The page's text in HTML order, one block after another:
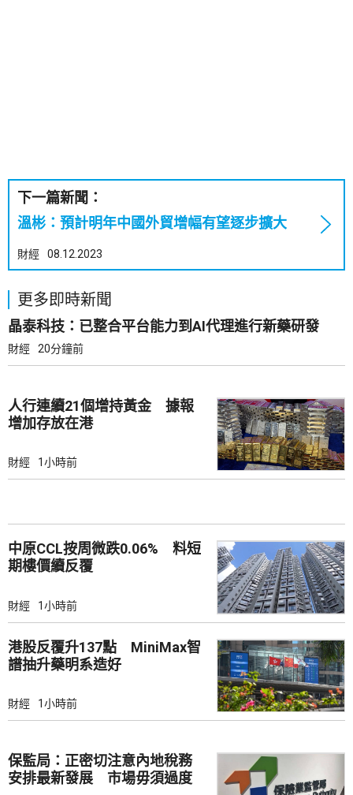
下一篇新聞：
溫彬：預計明年中國外貿增幅有望逐步擴大
財經 08.12.2023
更多即時新聞
晶泰科技：已整合平台能力到AI代理進行新藥研發
財經 20分鐘前
人行連續21個增持黃金 據報
增加存放在港
財經 1小時前
中原CCL按周微跌0.06% 料短
期樓價續反覆
財經 1小時前
港股反覆升137點 MiniMax智
譜抽升藥明系造好
財經 1小時前
保監局：正密切注意內地稅務
安排最新發展 市場毋須過度